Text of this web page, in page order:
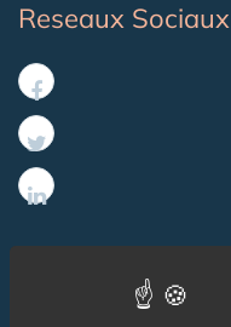
Reseaux Sociaux
Informations